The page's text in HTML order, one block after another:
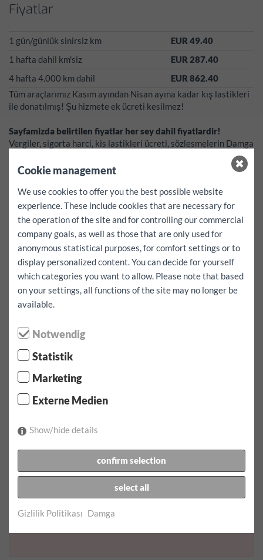
Fiyatlar
1 gün/günlük sinirsiz km
EUR 49.40
1 hafta dahil km'siz
EUR 287.40
4 hafta 4.000 km dahil
EUR 862.40
Tüm araçlarımız Kasım ayından Nisan ayına kadar kış lastikleri
ile donatılmış! Şu hizmete ek ücreti kesilmez!
Sayfamizda belirtilen fiyatlar her sey dahil fiyatlardir!
Vergiler, sigorta harci, kis lastikleri ücreti, sözlesmelerin Damga
Bu araç için ilave kilometre EUR 0.50
hasar durumunda indirilebilir0EUR
Muafiyet yok!
Ucretiz hizmetlerimiz:
Navigasyon Cihazi, çocuk koltugu yada
sabitleme kayislari ücretsiz reservasyonu önceden
yapabilirsiniz,
Fakat kullanilabilirlik garantisi verilmez
Kiralama süresini / kilometreyi seçin
Alış tarihi:
Alış zamanı:
Hata:Araçlarin Cumartesi günü saat 08.00'den itibaren
Cookie management
We use cookies to offer you the best possible website
experience. These include cookies that are necessary for
the operation of the site and for controlling our commercial
company goals, as well as those that are only used for
anonymous statistical purposes, for comfort settings or to
display personalized content. You can decide for yourself
which categories you want to allow. Please note that based
on your settings, all functions of the site may no longer be
available.
Notwendig
Statistik
Marketing
Externe Medien
Show/hide details
confirm selection
select all
Gizlilik Politikası Damga